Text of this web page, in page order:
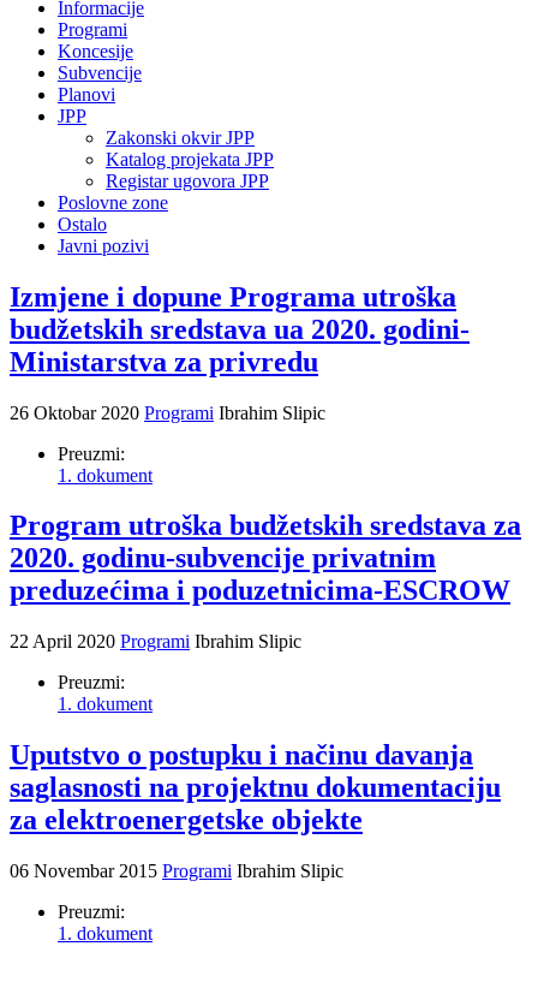
Informacije
Programi
Koncesije
Subvencije
Planovi
JPP
Zakonski okvir JPP
Katalog projekata JPP
Registar ugovora JPP
Poslovne zone
Ostalo
Javni pozivi
Izmjene i dopune Programa utroška
budžetskih sredstava ua 2020. godini-
Ministarstva za privredu
26 Oktobar 2020 Programi Ibrahim Slipic
Preuzmi:
1. dokument
Program utroška budžetskih sredstava za
2020. godinu-subvencije privatnim
preduzećima i poduzetnicima-ESCROW
22 April 2020 Programi Ibrahim Slipic
Preuzmi:
1. dokument
Uputstvo o postupku i načinu davanja
saglasnosti na projektnu dokumentaciju
za elektroenergetske objekte
06 Novembar 2015 Programi Ibrahim Slipic
Preuzmi:
1. dokument